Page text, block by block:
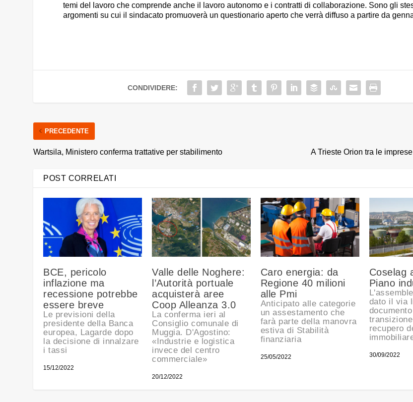
temi del lavoro che comprende anche il lavoro autonomo e i contratti di collaborazione. Sono gli
argomenti su cui il sindacato promuoverà un questionario aperto che verrà diffuso a partire da
CONDIVIDERE:
PRECEDENTE
Wartsila, Ministero conferma trattative per stabilimento A Trieste Orion tra le
POST CORRELATI
BCE, pericolo
inflazione ma
recessione potrebbe
essere breve
Le previsioni della
presidente della Banca
europea, Lagarde dopo
la decisione di innalzare
i tassi
15/12/2022
Valle delle Noghere:
l’Autorità portuale
acquisterà aree
Coop Alleanza 3.0
La conferma ieri al
Consiglio comunale di
Muggia. D'Agostino:
«Industrie e logistica
invece del centro
commerciale»
20/12/2022
Caro energia: da
Regione 40 milioni
alle Pmi
Anticipato alle categorie
un assestamento che
farà parte della manovra
estiva di Stabilità
finanziaria
25/05/2022
Coselag
Piano
dato il via
recupero
30/09/2022